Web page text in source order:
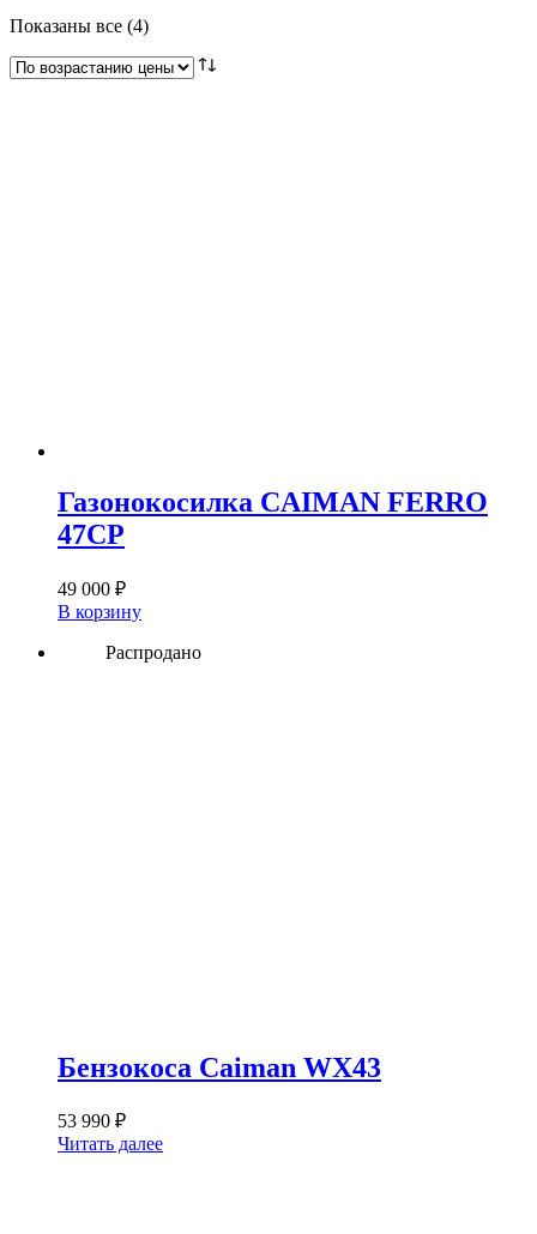
Показаны все (4)Цены:
возрастанию
Газонокосилка CAIMAN FERRO
47CP
49 000 ₽
В корзину
Распродано
Бензокоса Caiman WX43
53 990 ₽
Читать далее